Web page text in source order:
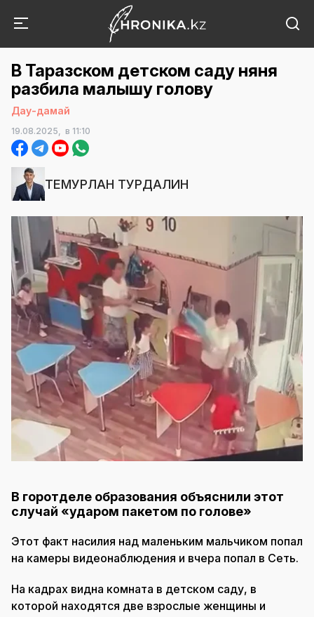
В Таразском детском саду няня
разбила малышу голову
Дау-дамай
19.08.2025, в 11:10
ТЕМУРЛАН ТУРДАЛИН
В горотделе образования объяснили этот
случай «ударом пакетом по голове»
Этот факт насилия над маленьким мальчиком попал
на камеры видеонаблюдения и вчера попал в Сеть.
На кадрах видна комната в детском саду, в
которой находятся две взрослые женщины и